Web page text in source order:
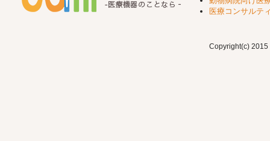
医療コンサルテ
Copyright(c) 2015